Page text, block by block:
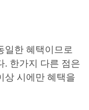
일한 혜택이므로
. 한가지 다른 점은
상 시에만 혜택을